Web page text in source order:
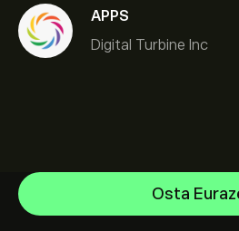
APPS
Digital Turbine Inc
Osta
NVIDIA Corporation
Amazon.com Inc